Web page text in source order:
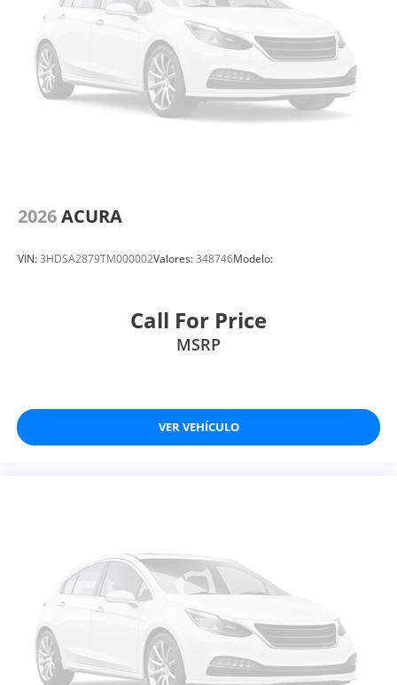
2026ACURA
VIN:3HDSA2879TM000002Valores:348746Modelo:
Call For Price
MSRP
VER VEHÍCULO